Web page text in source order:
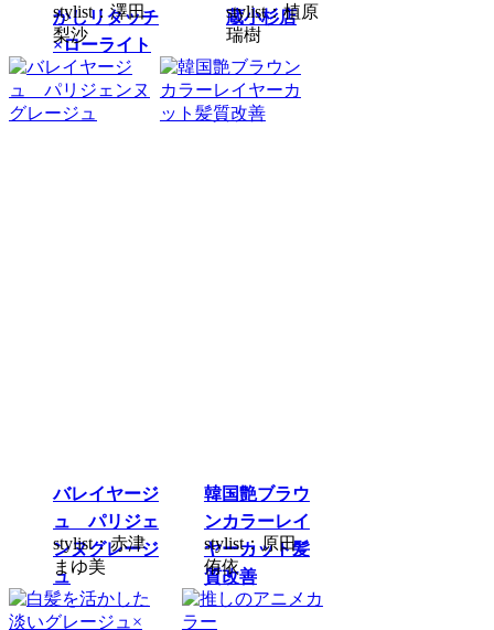
かしリタッチ
×ローライト
stylist：澤田
梨沙
蔵小杉店
stylist：植原
瑞樹
バレイヤージ
ュ パリジェ
ンヌグレージ
ュ
stylist：赤津
まゆ美
韓国艶ブラウ
ンカラーレイ
ヤーカット髪
質改善
stylist：原田
侑依